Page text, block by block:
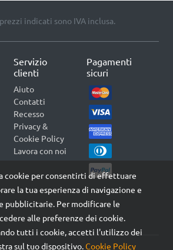
indicati sono IVA inclusa.
Servizio
clienti
Aiuto
Contatti
Recesso
Privacy &
Cookie Policy
Lavora con noi
Pagamenti
sicuri
cookie per consentirti di effettuare
la tua esperienza di navigazione e
pubblicitarie. Per modificare le
alle preferenze dei cookie.
tutti i cookie, accetti l'utilizzo dei
sul tuo dispositivo.Cookie Policy